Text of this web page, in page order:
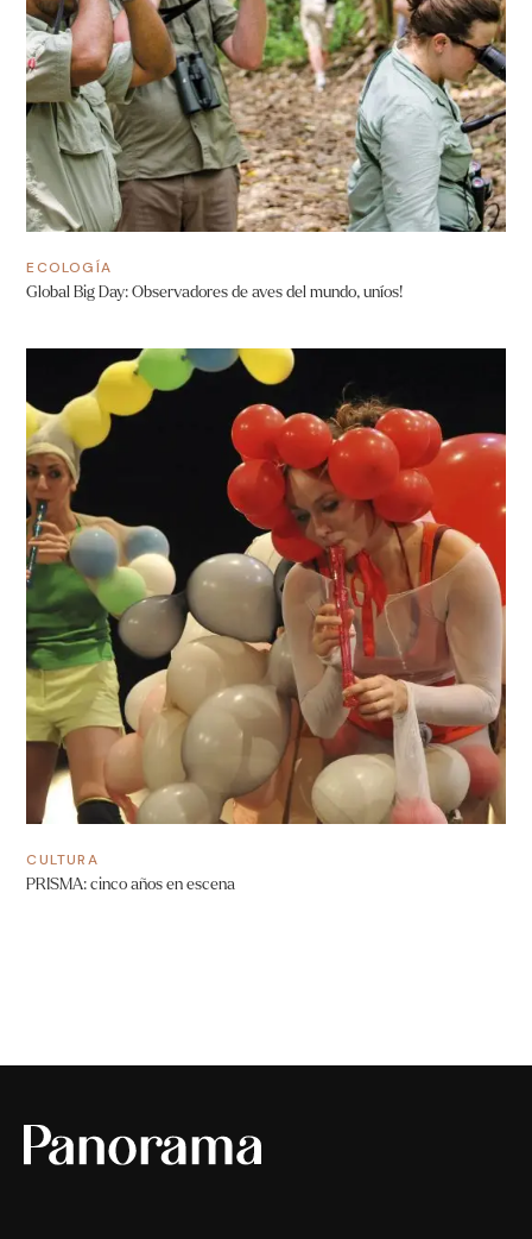
ECOLOGÍA
Global Big Day: Observadores de aves del mundo, uníos!
CULTURA
PRISMA: cinco años en escena